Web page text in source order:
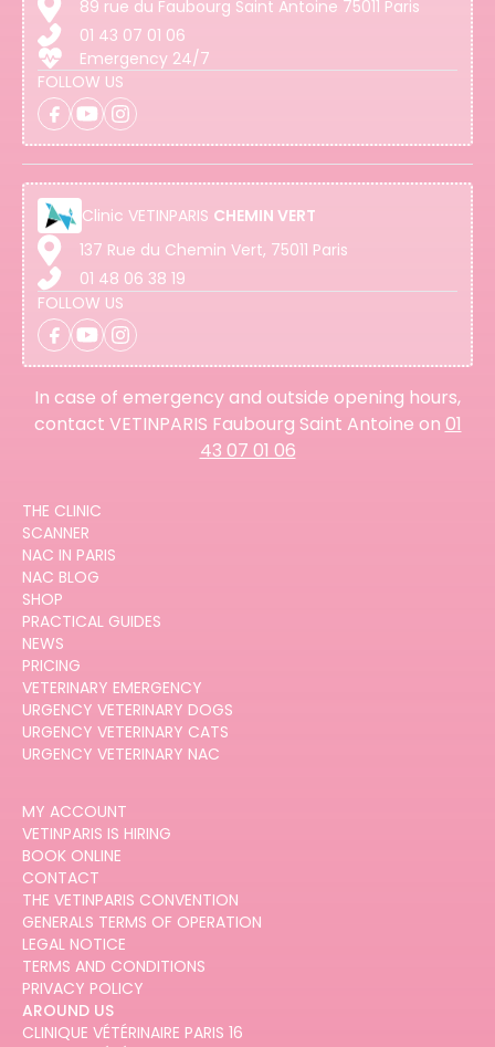
89 rue du Faubourg Saint Antoine 75011 Paris
01 43 07 01 06
Emergency 24/7
FOLLOW US
Clinic VETINPARIS CHEMIN VERT
137 Rue du Chemin Vert, 75011 Paris
01 48 06 38 19
FOLLOW US
In case of emergency and outside opening hours,
contact VETINPARIS Faubourg Saint Antoine on 01
43 07 01 06
THE CLINIC
SCANNER
NAC IN PARIS
NAC BLOG
SHOP
PRACTICAL GUIDES
NEWS
PRICING
VETERINARY EMERGENCY
URGENCY VETERINARY DOGS
URGENCY VETERINARY CATS
URGENCY VETERINARY NAC
MY ACCOUNT
VETINPARIS IS HIRING
BOOK ONLINE
CONTACT
THE VETINPARIS CONVENTION
GENERALS TERMS OF OPERATION
LEGAL NOTICE
TERMS AND CONDITIONS
PRIVACY POLICY
AROUND US
CLINIQUE VÉTÉRINAIRE PARIS 16